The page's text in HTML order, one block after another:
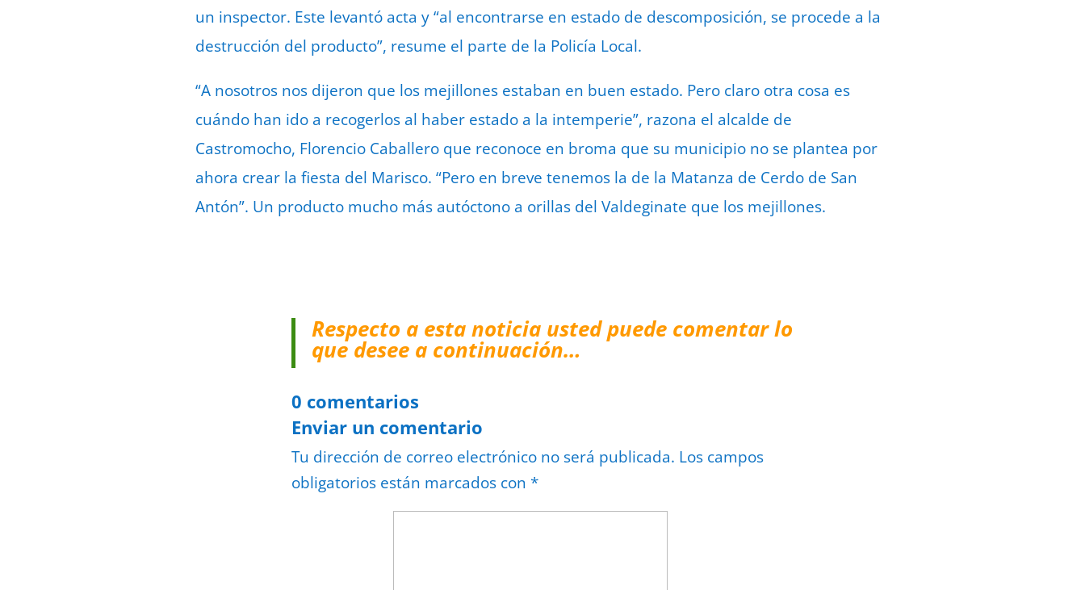
un inspector. Este levantó acta y “al encontrarse en estado de descomposición, se procede a la
destrucción del producto”, resume el parte de la Policía Local.
“A nosotros nos dijeron que los mejillones estaban en buen estado. Pero claro otra cosa es
cuándo han ido a recogerlos al haber estado a la intemperie”, razona el alcalde de
Castromocho, Florencio Caballero que reconoce en broma que su municipio no se plantea por
ahora crear la fiesta del Marisco. “Pero en breve tenemos la de la Matanza de Cerdo de San
Antón”. Un producto mucho más autóctono a orillas del Valdeginate que los mejillones.
Respecto a esta noticia usted puede comentar lo
que desee a continuación…
0 comentarios
Enviar un comentario
Tu dirección de correo electrónico no será publicada. Los campos
obligatorios están marcados con *